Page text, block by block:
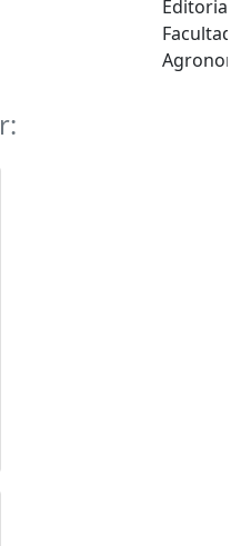
Editorial
Facultad